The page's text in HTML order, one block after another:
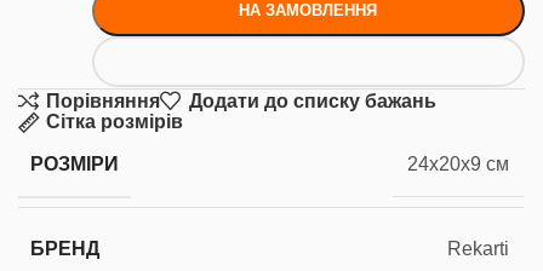
НА ЗАМОВЛЕННЯ
Порівняння
Додати до списку бажань
Сітка розмірів
РОЗМІРИ 24x20x9 см
БРЕНД Rekarti